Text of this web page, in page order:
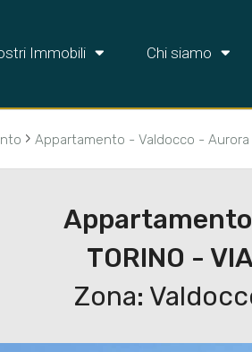
Immobili Chi siamo
› Appartamento - Valdocco - Aurora
TORINO -
Zona: